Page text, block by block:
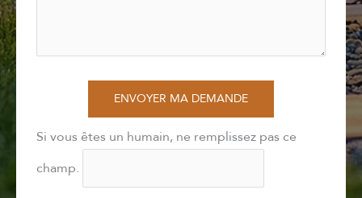
ENVOYER MA DEMANDE
Si vous êtes un humain, ne remplissez pas ce
champ.